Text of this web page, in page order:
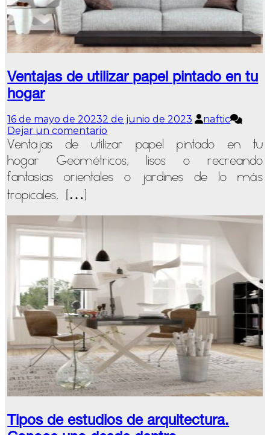
Ventajas de utilizar papel pintado en tu
hogar
16 de mayo de 20232 de junio de 2023
naftic
Dejar un comentario
Ventajas
utilizar
papel
pintado
Ventajas de utilizar papel pintado en tu
hogar Geométricos, lisos o recreando
fantasías orientales o jardines de lo más
tropicales, […]
Tipos de estudios de arquitectura.